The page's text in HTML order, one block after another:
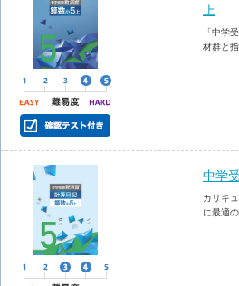
上
「中学
材群と
中学
カリキ
に最適